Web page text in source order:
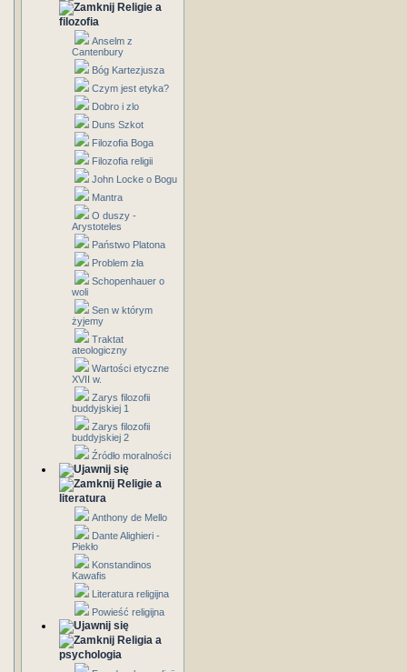
Religie a
filozofia
Anselm z
Cantenbury
Bóg Kartezjusza
Czym jest etyka?
Dobro i zlo
Duns Szkot
Filozofia Boga
Filozofia religii
John Locke o Bogu
Mantra
O duszy -
Arystoteles
Państwo Platona
Problem zła
Schopenhauer o
woli
Sen w którym
żyjemy
Traktat
ateologiczny
Wartości etyczne
XVII w.
Zarys filozofii
buddyjskiej 1
Zarys filozofii
buddyjskiej 2
Źródło moralności
Religie a
literatura
Anthony de Mello
Dante Alighieri -
Piekło
Konstandinos
Kawafis
Literatura religijna
Powieść religijna
Religia a
psychologia